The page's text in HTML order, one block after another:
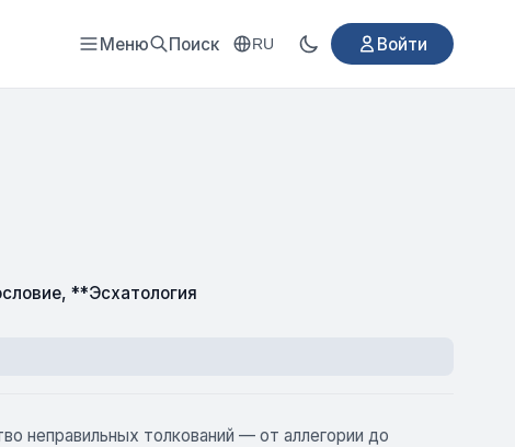
Меню Поиск RU Войти
, **Эсхатология
неправильных толкований — от аллегории до